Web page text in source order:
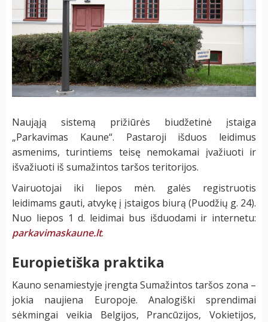
Naująją sistemą prižiūrės biudžetinė įstaiga
„Parkavimas Kaune“. Pastaroji išduos leidimus
asmenims, turintiems teisę nemokamai įvažiuoti ir
išvažiuoti iš sumažintos taršos teritorijos.
Vairuotojai iki liepos mėn. galės registruotis
leidimams gauti, atvykę į įstaigos biurą (Puodžių g. 24).
Nuo liepos 1 d. leidimai bus išduodami ir internetu:
parkavimaskaune.lt.
Europietiška praktika
Kauno senamiestyje įrengta Sumažintos taršos zona –
jokia naujiena Europoje. Analogiški sprendimai
sėkmingai veikia Belgijos, Prancūzijos, Vokietijos,